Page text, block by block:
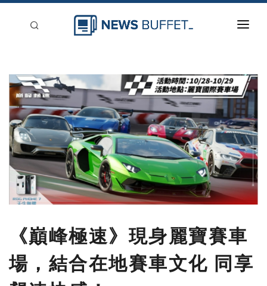
新聞稿分類
登入
刊登
《巔峰極速》現身麗寶賽車
場，結合在地賽車文化 同享